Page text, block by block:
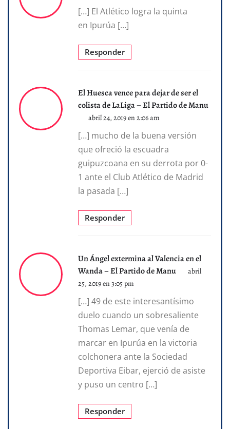
[…] El Atlético logra la quinta
en Ipurúa […]
Responder
El Huesca vence para dejar de ser el
colista de LaLiga – El Partido de Manu
abril 24, 2019 en 2:06 am
[…] mucho de la buena versión
que ofreció la escuadra
guipuzcoana en su derrota por 0-
1 ante el Club Atlético de Madrid
la pasada […]
Responder
Un Ángel extermina al Valencia en el
Wanda – El Partido de Manu
abril
25, 2019 en 3:05 pm
[…] 49 de este interesantísimo
duelo cuando un sobresaliente
Thomas Lemar, que venía de
marcar en Ipurúa en la victoria
colchonera ante la Sociedad
Deportiva Eibar, ejerció de asiste
y puso un centro […]
Responder